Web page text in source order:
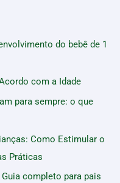
do bebê de 1
com a Idade
para sempre: o que
Como Estimular o
Práticas
completo para pais